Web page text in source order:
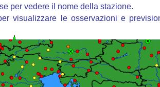
per vedere il nome della stazione.
visualizzare le osservazioni e